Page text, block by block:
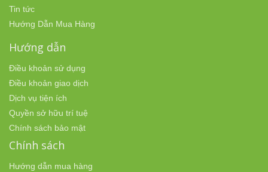
Tin tức
Hướng Dẫn Mua Hàng
Hướng dẫn
Điều khoản sử dụng
Điều khoản giao dịch
Dịch vụ tiện ích
Quyền sở hữu trí tuệ
Chính sách bảo mật
Chính sách
Hướng dẫn mua hàng